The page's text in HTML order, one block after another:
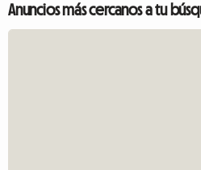
Anuncios más cercanos a tu